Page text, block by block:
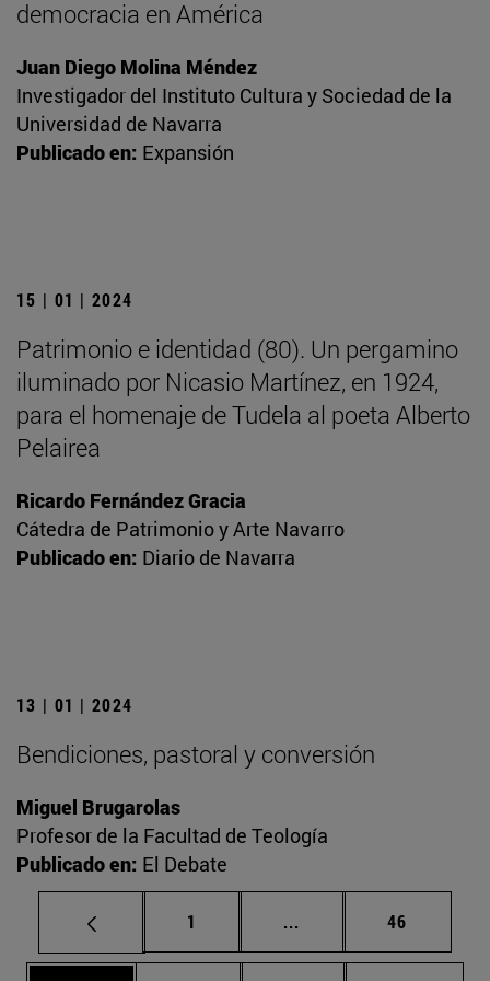
democracia en América
Juan Diego Molina Méndez
Investigador del Instituto Cultura y Sociedad de la
Universidad de Navarra
Publicado en: Expansión
15 | 01 | 2024
Patrimonio e identidad (80). Un pergamino
iluminado por Nicasio Martínez, en 1924,
para el homenaje de Tudela al poeta Alberto
Pelairea
Ricardo Fernández Gracia
Cátedra de Patrimonio y Arte Navarro
Publicado en: Diario de Navarra
13 | 01 | 2024
Bendiciones, pastoral y conversión
Miguel Brugarolas
Profesor de la Facultad de Teología
Publicado en: El Debate
Página
1 ... Páginas intermedias
Página
46